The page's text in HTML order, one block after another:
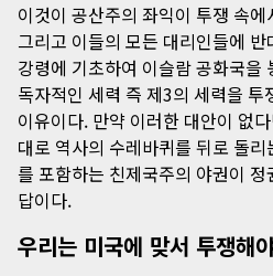
이것이 공산주의 좌익이 투쟁 속
그리고 이들의 모든 대리인들에
강령에 기초하여 이슬람 공화국을
독자적인 세력 즉 제3의 세력을 투
이유이다. 만약 이러한 대안이 없
대로 역사의 수레바퀴를 뒤로 돌
를 포함하는 친제국주의 야권이
답이다.
우리는 미국에 맞서 투쟁해